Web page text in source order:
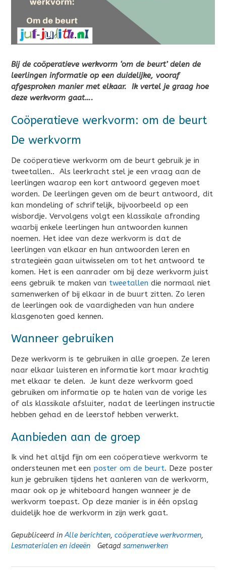
Bij de coöperatieve werkvorm ‘om de beurt’ delen de
leerlingen informatie op een duidelijke, vooraf
afgesproken manier met elkaar. Ik vertel je graag hoe
deze werkvorm gaat….
Coöperatieve werkvorm: om de beurt
De werkvorm
De coöperatieve werkvorm om de beurt gebruik je in
tweetallen.. Als leerkracht stel je een vraag aan de
leerlingen waarop een kort antwoord gegeven moet
worden. De leerlingen geven om de beurt antwoord, dit
kan mondeling of schriftelijk, bijvoorbeeld op een
wisbordje. Vervolgens volgt een klassikale afronding
waarbij enkele leerlingen hun antwoorden kunnen
noemen. Het idee van deze werkvorm is dat de
leerlingen van elkaar en hun antwoorden leren en
strategieën gaan uitwisselen om tot het antwoord te
komen. Het is een aanrader om bij deze werkvorm juist
eens gebruik te maken van tweetallen die normaal niet
samenwerken of bij elkaar in de buurt zitten. Zo leren
de leerlingen ook de vaardigheden van hun andere
klasgenoten goed kennen.
Wanneer gebruiken
Deze werkvorm is te gebruiken in alle groepen. Ze leren
naar elkaar luisteren en informatie kort maar krachtig
met elkaar te delen. Je kunt deze werkvorm goed
gebruiken om informatie op te halen van de vorige les
of als klassikale afsluiter, nadat de leerlingen instructie
hebben gehad en de leerstof hebben verwerkt.
Aanbieden aan de groep
Ik vind het altijd fijn om een coöperatieve werkvorm te
ondersteunen met een poster om de beurt. Deze poster
kun je gebruiken tijdens het aanleren van de werkvorm,
maar ook op je whiteboard hangen wanneer je de
werkvorm toepast. Op deze manier is in één opslag
duidelijk hoe de werkvorm in zijn werk gaat.
Gepubliceerd inAlle berichten, coöperatieve werkvormen,
Lesmaterialen en ideeën
Getagd samenwerken